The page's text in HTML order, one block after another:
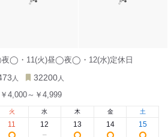
◯・11(火)昼◯夜◯・12(水)定休日
人 32200 人
￥4,000～￥4,999
火
11
水
12
木
13
金
14
土
15